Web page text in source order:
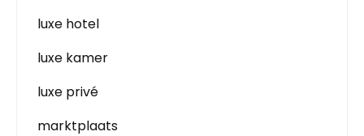
luxe hotel
luxe kamer
luxe privé
marktplaats